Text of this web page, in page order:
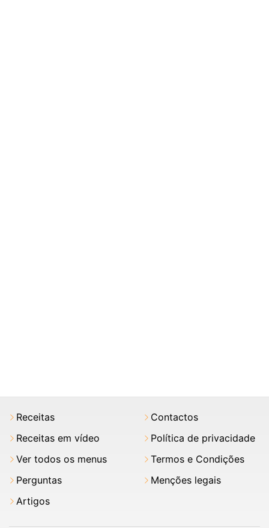
Receitas
Receitas em vídeo
Ver todos os menus
Perguntas
Artigos
Contactos
Política de privacidade
Termos e Condições
Menções legais